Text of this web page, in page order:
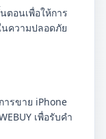
อนเพื่อให้การ
ความปลอดภัย
ารขาย iPhone
เพื่อรับคำ